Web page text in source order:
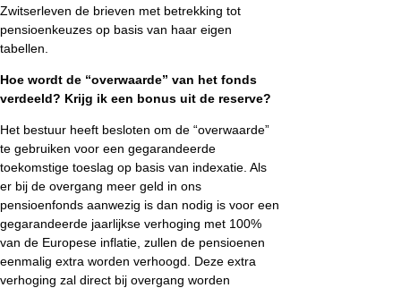
Zwitserleven de brieven met betrekking tot
pensioenkeuzes op basis van haar eigen
tabellen.
Hoe wordt de “overwaarde” van het fonds
verdeeld? Krijg ik een bonus uit de reserve?
Het bestuur heeft besloten om de “overwaarde”
te gebruiken voor een gegarandeerde
toekomstige toeslag op basis van indexatie. Als
er bij de overgang meer geld in ons
pensioenfonds aanwezig is dan nodig is voor een
gegarandeerde jaarlijkse verhoging met 100%
van de Europese inflatie, zullen de pensioenen
eenmalig extra worden verhoogd. Deze extra
verhoging zal direct bij overgang worden